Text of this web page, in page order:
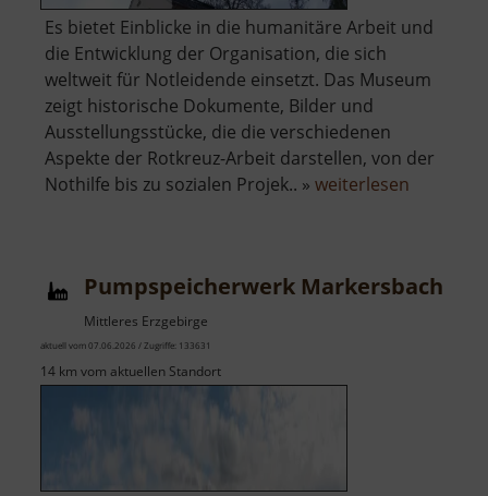
Es bietet Einblicke in die humanitäre Arbeit und
die Entwicklung der Organisation, die sich
weltweit für Notleidende einsetzt. Das Museum
zeigt historische Dokumente, Bilder und
Ausstellungsstücke, die die verschiedenen
Aspekte der Rotkreuz-Arbeit darstellen, von der
Nothilfe bis zu sozialen Projek.. » weiterlesen
Beierfeld
Pumpspeicherwerk Markersbach
Mittleres Erzgebirge
aktuell vom 07.06.2026 / Zugriffe: 133631
14 km vom aktuellen Standort